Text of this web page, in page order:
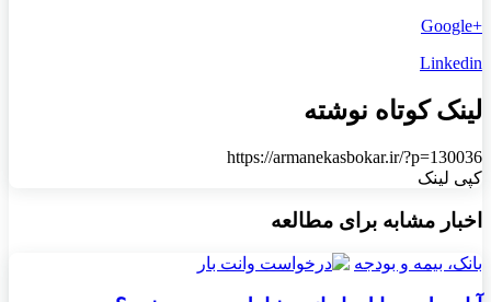
+Google
Linkedin
لینک کوتاه نوشته
https://armanekasbokar.ir/?p=130036
کپی لینک
اخبار مشابه برای مطالعه
بانک، بیمه و بودجه